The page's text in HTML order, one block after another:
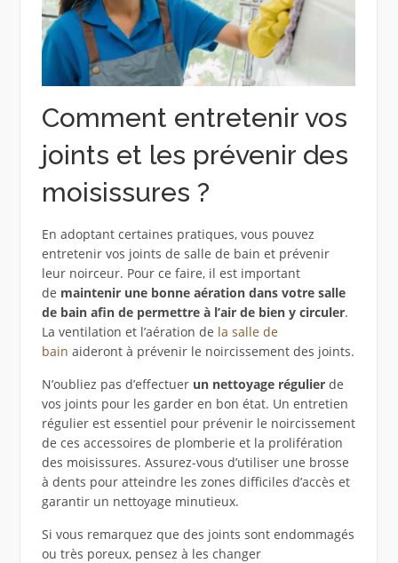
Comment entretenir vos
joints et les prévenir des
moisissures ?
En adoptant certaines pratiques, vous pouvez
entretenir vos joints de salle de bain et prévenir
leur noirceur. Pour ce faire, il est important
de maintenir une bonne aération dans votre salle
de bain afin de permettre à l’air de bien y circuler.
La ventilation et l’aération de la salle de
bain aideront à prévenir le noircissement des joints.
N’oubliez pas d’effectuer un nettoyage régulier de
vos joints pour les garder en bon état. Un entretien
régulier est essentiel pour prévenir le noircissement
de ces accessoires de plomberie et la prolifération
des moisissures. Assurez-vous d’utiliser une brosse
à dents pour atteindre les zones difficiles d’accès et
garantir un nettoyage minutieux.
Si vous remarquez que des joints sont endommagés
ou très poreux, pensez à les changer